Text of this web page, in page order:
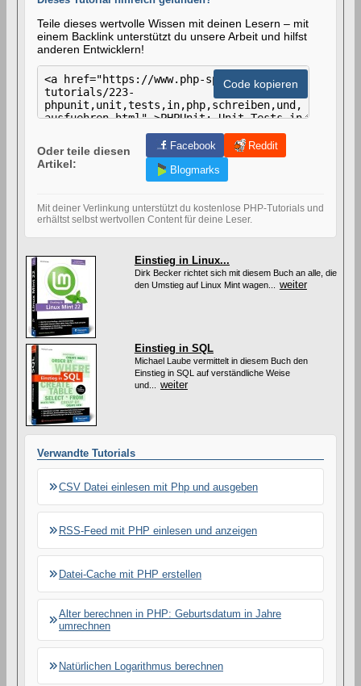
Teile dieses wertvolle Wissen mit deinen Lesern – mit
einem Backlink unterstützt du unsere Arbeit und hilfst
anderen Entwicklern!
H
-
d
e
m
V
r
e
n
d
i
e
e
s
A
r
t
i
k
e
Code kopieren
Oder teile diesen
Artikel:
Facebook
Reddit
Blogmarks
Mit deiner Verlinkung unterstützt du kostenlose PHP-Tutorials und
erhältst selbst wertvollen Content für deine Leser.
Einstieg in Linux...
Dirk Becker richtet sich mit diesem Buch an alle, die
den Umstieg auf Linux Mint wagen... weiter
Einstieg in SQL
Michael Laube vermittelt in diesem Buch den
Einstieg in SQL auf verständliche Weise
und... weiter
Verwandte Tutorials
CSV Datei einlesen mit Php und ausgeben
RSS-Feed mit PHP einlesen und anzeigen
Datei-Cache mit PHP erstellen
Alter berechnen in PHP: Geburtsdatum in Jahre
umrechnen
Natürlichen Logarithmus berechnen